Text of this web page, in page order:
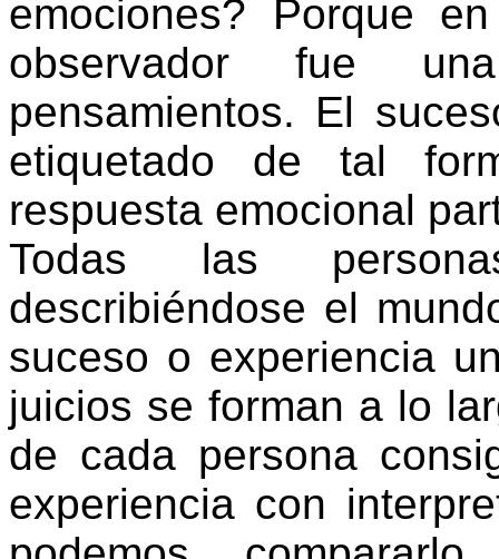
emociones? Porque
observador fue
pensamientos. El
etiquetado de tal
respuesta emocional
Todas las
describiéndose el
suceso o experiencia
juicios se forman a lo
de cada persona
experiencia con